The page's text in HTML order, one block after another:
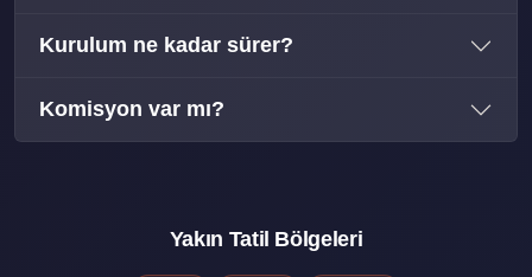
Kurulum ne kadar sürer?
Komisyon var mı?
Yakın Tatil Bölgeleri